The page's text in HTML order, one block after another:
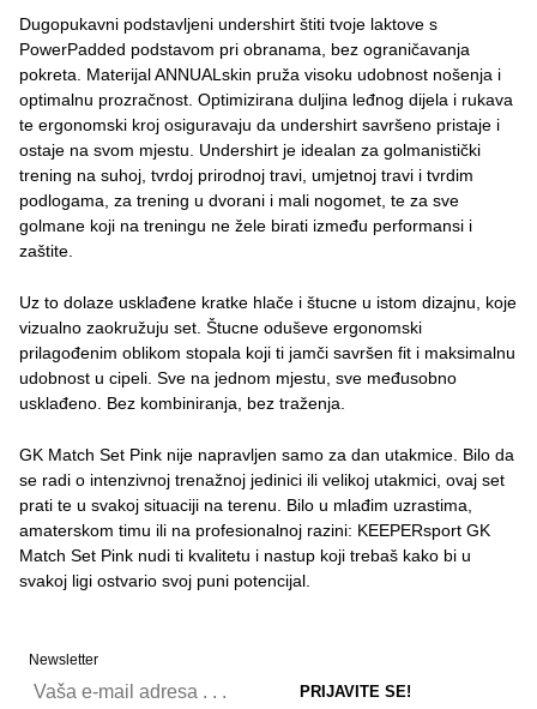
Dugорukavni podstavljeni undershirt štiti tvoje laktove s
PowerPadded podstavom pri obranama, bez ograničavanja
pokreta. Materijal ANNUALskin pruža visoku udobnost nošenja i
optimalnu prozračnost. Optimizirana duljina leđnog dijela i rukava
te ergonomski kroj osiguravaju da undershirt savršeno pristaje i
ostaje na svom mjestu. Undershirt je idealan za golmanistički
trening na suhoj, tvrdoj prirodnoj travi, umjetnoj travi i tvrdim
podlogama, za trening u dvorani i mali nogomet, te za sve
golmane koji na treningu ne žele birati između performansi i
zaštite.
Uz to dolaze usklađene kratke hlače i štucne u istom dizajnu, koje
vizualno zaokružuju set. Štucne oduševe ergonomski
prilagođenim oblikom stopala koji ti jamči savršen fit i maksimalnu
udobnost u cipeli. Sve na jednom mjestu, sve međusobno
usklađeno. Bez kombiniranja, bez traženja.
GK Match Set Pink nije napravljen samo za dan utakmice. Bilo da
se radi o intenzivnoj trenažnoj jedinici ili velikoj utakmici, ovaj set
prati te u svakoj situaciji na terenu. Bilo u mlađim uzrastima,
amaterskom timu ili na profesionalnoj razini: KEEPERsport GK
Match Set Pink nudi ti kvalitetu i nastup koji trebaš kako bi u
svakoj ligi ostvario svoj puni potencijal.
Newsletter